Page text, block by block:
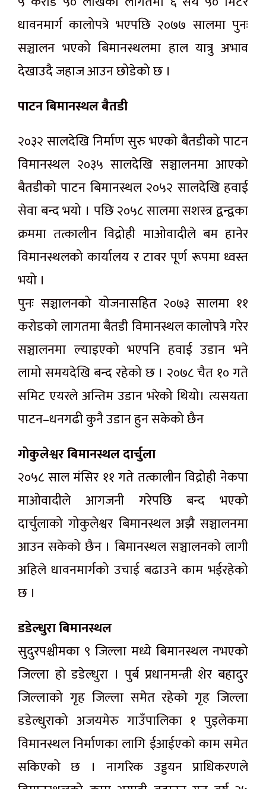
धावनमार्ग कालोपत्रे भएपछि २०७७ सालमा पुनः
सञ्चालन भएको बिमानस्थलमा हाल यात्रु अभाव
देखाउदै जहाज आउन छोडेको छ ।
पाटन बिमानस्थल बैतडी
२०३२ सालदेखि निर्माण सुरु भएको बैतडीको पाटन
विमानस्थल २०३५ सालदेखि सञ्चालनमा आएको
बैतडीको पाटन बिमानस्थल २०५२ सालदेखि हवाई
सेवा बन्द भयो । पछि २०५८ सालमा सशस्त्र द्वन्द्वका
क्रममा तत्कालीन विद्रोही माओवादीले बम हानेर
विमानस्थलको कार्यालय र टावर पूर्ण रूपमा ध्वस्त
भयो ।
पुनः सञ्चालनको योजनासहित २०७३ सालमा ११
करोडको लागतमा बैतडी विमानस्थल कालोपत्रे गरेर
सञ्चालनमा ल्याइएको भएपनि हवाई उडान भने
लामो समयदेखि बन्द रहेको छ । २०७८ चैत १० गते
समिट एयरले अन्तिम उडान भरेको थियो। त्यसयता
पाटन–धनगढी कुनै उडान हुन सकेको छैन
गोकुलेश्वर बिमानस्थल दार्चुला
२०५८ साल मंसिर ११ गते तत्कालीन विद्रोही नेकपा
माओवादीले आगजनी गरेपछि बन्द भएको
दार्चुलाको गोकुलेश्वर बिमानस्थल अझै सञ्चालनमा
आउन सकेको छैन । बिमानस्थल सञ्चालनको लागी
अहिले धावनमार्गको उचाई बढाउने काम भईरहेको
छ ।
डडेल्धुरा बिमानस्थल
सुदुरपश्चीमका ९ जिल्ला मध्ये बिमानस्थल नभएको
जिल्ला हो डडेल्धुरा । पुर्ब प्रधानमन्त्री शेर बहादुर
जिल्लाको गृह जिल्ला समेत रहेको गृह जिल्ला
डडेल्धुराको अजयमेरु गाउँपालिका १ पुइलेकमा
विमानस्थल निर्माणका लागि ईआईएको काम समेत
सकिएको छ । नागरिक उड्डयन प्राधिकरणले